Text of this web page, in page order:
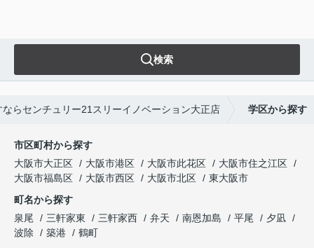
検索
らセンチュリー21スリーイノベーション大正店 学区から探す
市区町村から探す
大阪市大正区
大阪市港区 大阪市此花区
大阪市住之江区
大阪市福島区
大阪市西区 大阪市北区
東大阪市
町名から探す
泉尾
三軒家東 三軒家西 弁天 南恩加島 平尾
夕凪
波除
築港
鶴町